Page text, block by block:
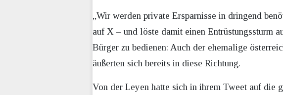
„Wir werden private Ersparnisse in dringend
auf X – und löste damit einen Entrüstungssturm
Bürger zu bedienen: Auch der ehemalige
äußerten sich bereits in diese Richtung.
Von der Leyen hatte sich in ihrem Tweet auf die